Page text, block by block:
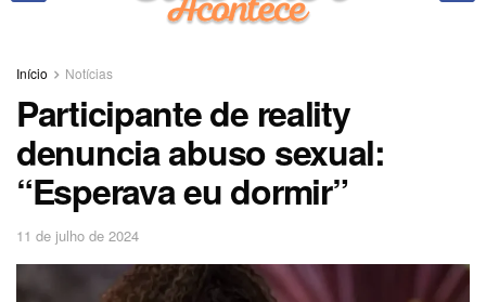
Início Notícias
Participante de reality
denuncia abuso sexual:
“Esperava eu dormir”
11 de julho de 2024